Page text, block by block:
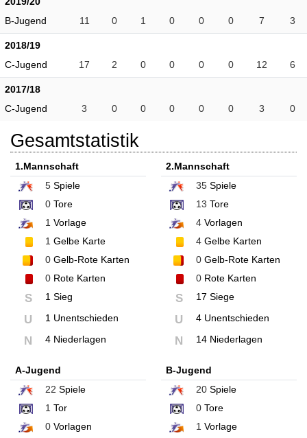
B-Jugend
11 0 1 0 0 0 7 3
2018/19
C-Jugend
17 2 0 0 0 0 12 6
2017/18
C-Jugend
3 0 0 0 0 0 3 0
Gesamtstatistik
1.Mannschaft
5 Spiele
0 Tore
1 Vorlage
1 Gelbe Karte
0 Gelb-Rote Karten
0 Rote Karten
S 1 Sieg
U 1 Unentschieden
N 4 Niederlagen
2.Mannschaft
35Spiele
13 Tore
4Vorlagen
4Gelbe Karten
0Gelb-Rote Karten
0Rote Karten
S 17 Siege
U 4 Unentschieden
N 14 Niederlagen
A-Jugend
22 Spiele
1 Tor
0 Vorlagen
B-Jugend
20Spiele
0Tore
1 Vorlage